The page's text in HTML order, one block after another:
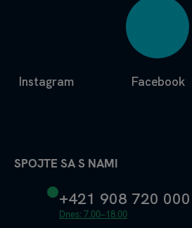
Facebook
Instagram
SPOJTE SA S NAMI
+421 908 720 000
Dnes: 7.00–18.00